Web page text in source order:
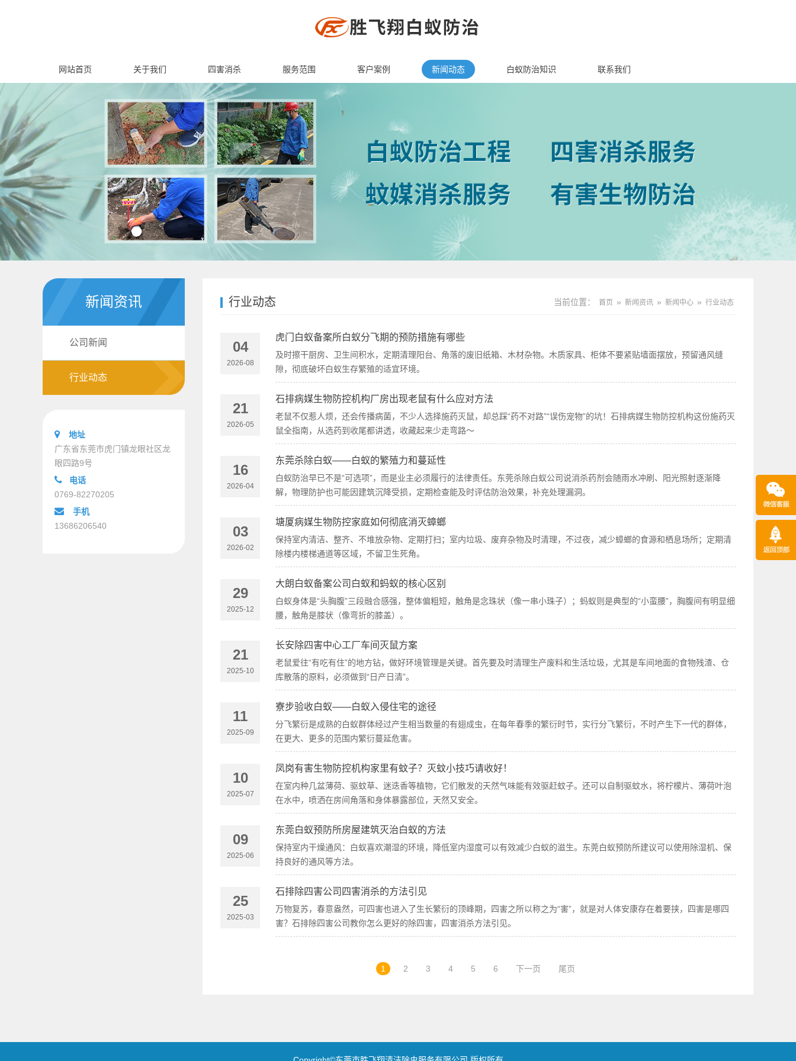
网站首页 关于我们 四害消杀 服务范围 客户案例 新闻动态 白蚁防治知识 联系我们
新闻资讯
公司新闻
行业动态
地址
广东省东莞市虎门镇龙眼社区龙
眼四路9号
电话
0769-82270205
手机
13686206540
行业动态 当前位置： 首页 » 新闻资讯 » 新闻中心 » 行业动态
04
2026-08
虎门白蚁备案所白蚁分飞期的预防措施有哪些
及时擦干厨房、卫生间积水，定期清理阳台、角落的废旧纸箱、木材杂物。木质家具、柜体不要紧贴墙面摆放，预留通风缝
隙，彻底破坏白蚁生存繁殖的适宜环境。
21
2026-05
石排病媒生物防控机构厂房出现老鼠有什么应对方法
老鼠不仅惹人烦，还会传播病菌，不少人选择施药灭鼠，却总踩“药不对路”“误伤宠物”的坑！石排病媒生物防控机构这份施药灭
鼠全指南，从选药到收尾都讲透，收藏起来少走弯路～
16
2026-04
东莞杀除白蚁——白蚁的繁殖力和蔓延性
白蚁防治早已不是“可选项”，而是业主必须履行的法律责任。东莞杀除白蚁公司说消杀药剂会随雨水冲刷、阳光照射逐渐降
解，物理防护也可能因建筑沉降受损，定期检查能及时评估防治效果，补充处理漏洞。
03
2026-02
塘厦病媒生物防控家庭如何彻底消灭蟑螂
保持室内清洁、整齐、不堆放杂物、定期打扫；室内垃圾、废弃杂物及时清理，不过夜，减少蟑螂的食源和栖息场所；定期清
除楼内楼梯通道等区域，不留卫生死角。
29
2025-12
大朗白蚁备案公司白蚁和蚂蚁的核心区别
白蚁身体是“头胸腹”三段融合感强，整体偏粗短，触角是念珠状（像一串小珠子）；蚂蚁则是典型的“小蛮腰”，胸腹间有明显细
腰，触角是膝状（像弯折的膝盖）。
21
2025-10
长安除四害中心工厂车间灭鼠方案
老鼠爱往“有吃有住”的地方钻，做好环境管理是关键。首先要及时清理生产废料和生活垃圾，尤其是车间地面的食物残渣、仓
库散落的原料，必须做到“日产日清”。
11
2025-09
寮步验收白蚁——白蚁入侵住宅的途径
分飞繁衍是成熟的白蚁群体经过产生相当数量的有翅成虫，在每年春季的繁衍时节，实行分飞繁衍，不时产生下一代的群体，
在更大、更多的范围内繁衍蔓延危害。
10
2025-07
凤岗有害生物防控机构家里有蚊子？灭蚊小技巧请收好！
在室内种几盆薄荷、驱蚊草、迷迭香等植物，它们散发的天然气味能有效驱赶蚊子。还可以自制驱蚊水，将柠檬片、薄荷叶泡
在水中，喷洒在房间角落和身体暴露部位，天然又安全。
09
2025-06
东莞白蚁预防所房屋建筑灭治白蚁的方法
保持室内干燥通风：白蚁喜欢潮湿的环境，降低室内湿度可以有效减少白蚁的滋生。东莞白蚁预防所建议可以使用除湿机、保
持良好的通风等方法。
25
2025-03
石排除四害公司四害消杀的方法引见
万物复苏，春意盎然，可四害也进入了生长繁衍的顶峰期，四害之所以称之为“害”，就是对人体安康存在着要挟，四害是哪四
害？石排除四害公司教你怎么更好的除四害，四害消杀方法引见。
1 2 3 4 5 6 下一页 尾页